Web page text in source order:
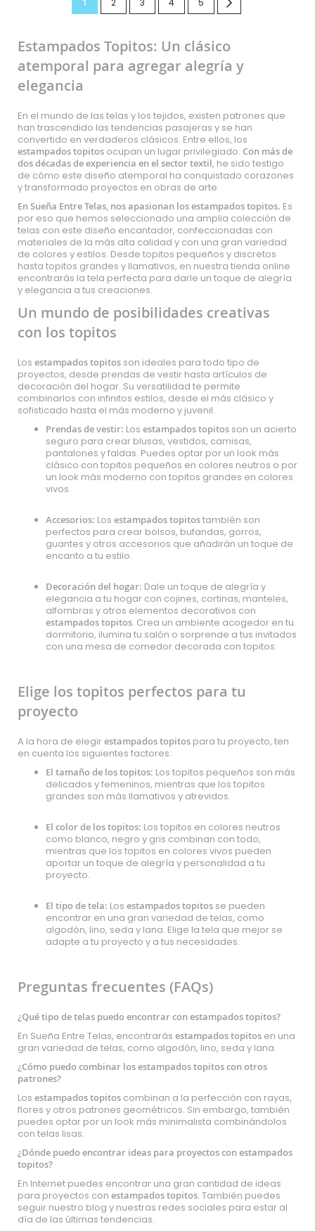
leyendo
página
1 2 3 4 5
Estampados Topitos: Un clásico
atemporal para agregar alegría y
elegancia
En el mundo de las telas y los tejidos, existen patrones que
han trascendido las tendencias pasajeras y se han
convertido en verdaderos clásicos. Entre ellos, los
estampados topitos ocupan un lugar privilegiado. Con más de
dos décadas de experiencia en el sector textil, he sido testigo
de cómo este diseño atemporal ha conquistado corazones
y transformado proyectos en obras de arte.
En Sueña Entre Telas, nos apasionan los estampados topitos. Es
por eso que hemos seleccionado una amplia colección de
telas con este diseño encantador, confeccionadas con
materiales de la más alta calidad y con una gran variedad
de colores y estilos. Desde topitos pequeños y discretos
hasta topitos grandes y llamativos, en nuestra tienda online
encontrarás la tela perfecta para darle un toque de alegría
y elegancia a tus creaciones.
Un mundo de posibilidades creativas
con los topitos
Los estampados topitos son ideales para todo tipo de
proyectos, desde prendas de vestir hasta artículos de
decoración del hogar. Su versatilidad te permite
combinarlos con infinitos estilos, desde el más clásico y
sofisticado hasta el más moderno y juvenil.
Prendas de vestir: Los estampados topitos son un acierto
seguro para crear blusas, vestidos, camisas,
pantalones y faldas. Puedes optar por un look más
clásico con topitos pequeños en colores neutros o por
un look más moderno con topitos grandes en colores
vivos.
Accesorios: Los estampados topitostambién son
perfectos para crear bolsos, bufandas, gorros,
guantes y otros accesorios que añadirán un toque de
encanto a tu estilo.
Decoración del hogar: Dale un toque de alegría y
elegancia a tu hogar con cojines, cortinas, manteles,
alfombras y otros elementos decorativos con
estampados topitos. Crea un ambiente acogedor en tu
dormitorio, ilumina tu salón o sorprende a tus invitados
con una mesa de comedor decorada con topitos.
Elige los topitos perfectos para tu
proyecto
A la hora de elegirestampados topitos para tu proyecto, ten
en cuenta los siguientes factores:
El tamaño de los topitos: Los topitos pequeños son más
delicados y femeninos, mientras que los topitos
grandes son más llamativos y atrevidos.
El color de los topitos: Los topitos en colores neutros
como blanco, negro y gris combinan con todo,
mientras que los topitos en colores vivos pueden
aportar un toque de alegría y personalidad a tu
proyecto.
El tipo de tela: Los estampados topitos se pueden
encontrar en una gran variedad de telas, como
algodón, lino, seda y lana. Elige la tela que mejor se
adapte a tu proyecto y a tus necesidades.
Preguntas frecuentes (FAQs)
¿Qué tipo de telas puedo encontrar con estampados topitos?
En Sueña Entre Telas, encontrarás estampados topitos en una
gran variedad de telas, como algodón, lino, seda y lana.
¿Cómo puedo combinar los estampados topitos con otros
patrones?
Los estampados topitos combinan a la perfección con rayas,
flores y otros patrones geométricos. Sin embargo, también
puedes optar por un look más minimalista combinándolos
con telas lisas.
¿Dónde puedo encontrar ideas para proyectos con estampados
topitos?
En Internet puedes encontrar una gran cantidad de ideas
para proyectos con estampados topitos. También puedes
seguir nuestro blog y nuestras redes sociales para estar al
día de las últimas tendencias.